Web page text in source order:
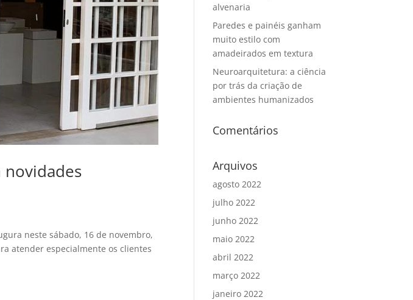
novidades
neste sábado, 16 de novembro,
atender especialmente os clientes
alvenaria
Paredes e painéis ganham
muito estilo com
amadeirados em textura
Neuroarquitetura: a ciência
por trás da criação de
ambientes humanizados
Comentários
Arquivos
agosto 2022
julho 2022
junho 2022
maio 2022
abril 2022
março 2022
janeiro 2022